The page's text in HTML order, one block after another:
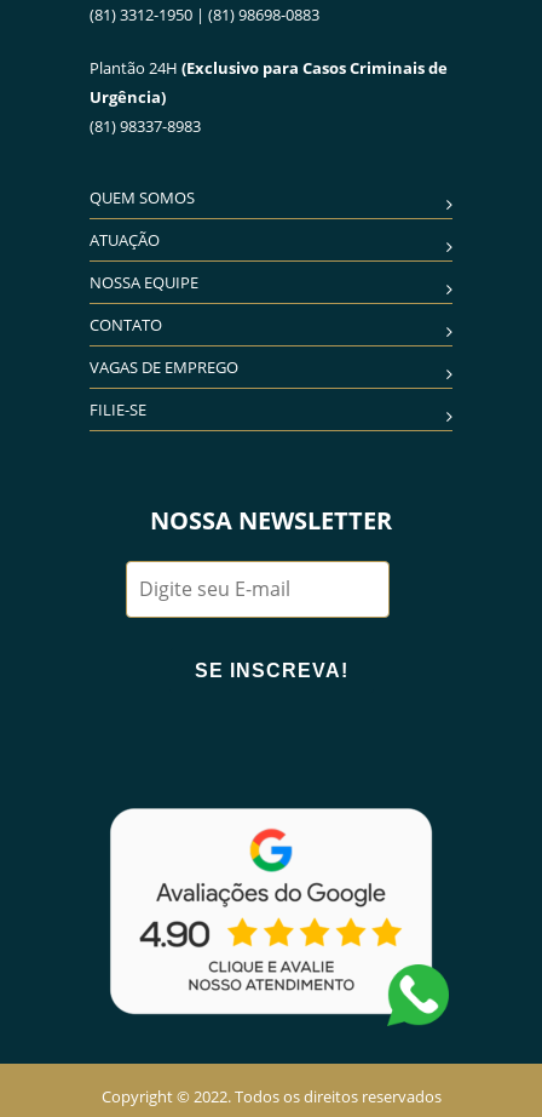
(81) 3312-1950 | (81) 98698-0883
Plantão 24H (Exclusivo para Casos Criminais de
Urgência)
(81) 98337-8983
QUEM SOMOS
ATUAÇÃO
NOSSA EQUIPE
CONTATO
VAGAS DE EMPREGO
FILIE-SE
NOSSA NEWSLETTER
Copyright © 2022. Todos os direitos reservados